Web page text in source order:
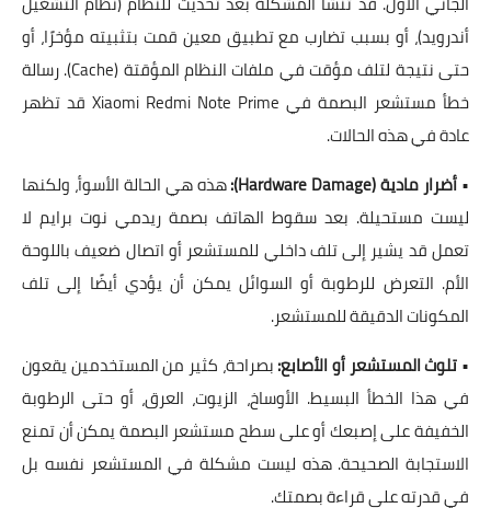
أندرويد)، أو بسبب تضارب مع تطبيق معين قمت بتثبيته مؤخرًا، أو
حتى نتيجة لتلف مؤقت في ملفات النظام المؤقتة (Cache). رسالة
خطأ مستشعر البصمة في Xiaomi Redmi Note Prime قد تظهر
عادة في هذه الحالات.
•أضرار مادية (Hardware Damage):
هذه هي الحالة الأسوأ، ولكنها
ليست مستحيلة. بعد سقوط الهاتف بصمة ريدمي نوت برايم لا
تعمل قد يشير إلى تلف داخلي للمستشعر أو اتصال ضعيف باللوحة
الأم. التعرض للرطوبة أو السوائل يمكن أن يؤدي أيضًا إلى تلف
المكونات الدقيقة للمستشعر.
•تلوث المستشعر أو الأصابع:بصراحة، كثير من المستخدمين يقعون
في هذا الخطأ البسيط. الأوساخ، الزيوت، العرق، أو حتى الرطوبة
الخفيفة على إصبعك أو على سطح مستشعر البصمة يمكن أن تمنع
الاستجابة الصحيحة. هذه ليست مشكلة في المستشعر نفسه بل
في قدرته على قراءة بصمتك.